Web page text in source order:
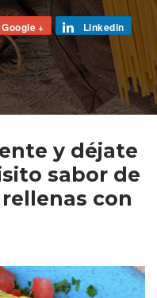
Google + Linkedin
y déjate
sabor de
con